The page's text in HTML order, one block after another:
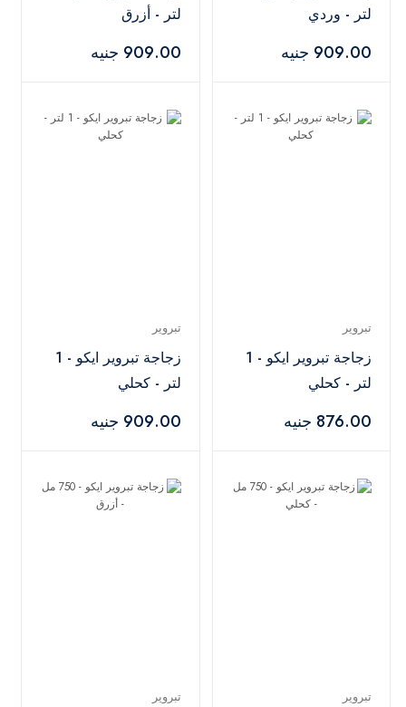
لتر - وردي
909.00 جنيه
لتر - أزرق
909.00 جنيه
تبروير
زجاجة تبروير ايكو - 1
لتر - كحلي
876.00 جنيه
تبروير
زجاجة تبروير ايكو - 1
لتر - كحلي
909.00 جنيه
تبروير تبروير